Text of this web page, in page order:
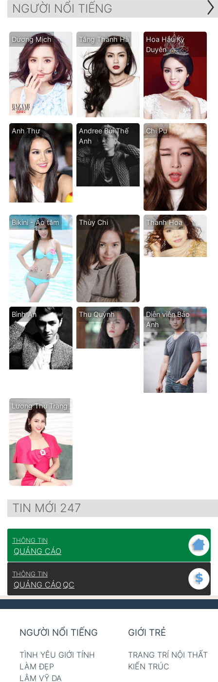
NGƯỜI NỔI TIẾNG
Dương Mịch Tăng Thanh Hà
Hoa Hậu Kỳ
Duyên
Anh Thư
Andree Bùi Thế
Anh
Chi Pu
Bikini - Áo tăm Thùy Chi Thanh Hoa
Bình An Thu Quỳnh
Diễn viên Bảo
Anh
Lương Thu Trang
TIN MỚI 247
THÔNG TIN
QUẢNG CÁO
THÔNG TIN
QUẢNG CÁO QC
NGƯỜI NỔI TIẾNG
TÌNH YÊU GIỚI TÍNH
LÀM ĐẸP
LÂM VỸ DẠ
GIỚI TRẺ
TRANG TRÍ NỘI THẤT
KIẾN TRÚC